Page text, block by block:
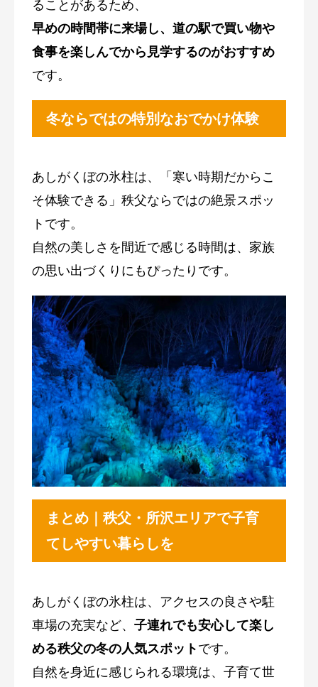
ることがあるため、
早めの時間帯に来場し、道の駅で買い物や
食事を楽しんでから見学するのがおすすめ
です。
冬ならではの特別なおでかけ体験
あしがくぼの氷柱は、「寒い時期だからこ
そ体験できる」秩父ならではの絶景スポッ
トです。
自然の美しさを間近で感じる時間は、家族
の思い出づくりにもぴったりです。
まとめ｜秩父・所沢エリアで子育
てしやすい暮らしを
あしがくぼの氷柱は、アクセスの良さや駐
車場の充実など、 子連れでも安心して楽し
める秩父の冬の人気スポット です。
自然を身近に感じられる環境は、子育て世